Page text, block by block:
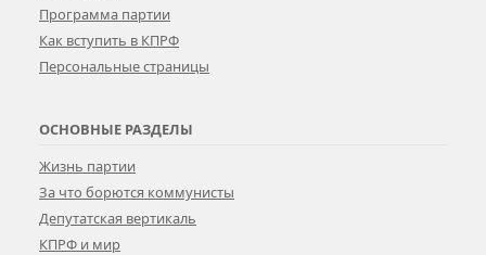
Программа партии
Как вступить в КПРФ
Персональные страницы
ОСНОВНЫЕ РАЗДЕЛЫ
Жизнь партии
За что борются коммунисты
Депутатская вертикаль
КПРФ и мир